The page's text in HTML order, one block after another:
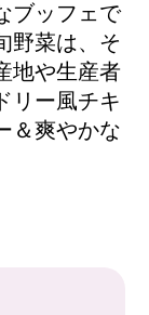
ブッフェで
野菜は、そ
地や生産者
リー風チキ
＆爽やかな